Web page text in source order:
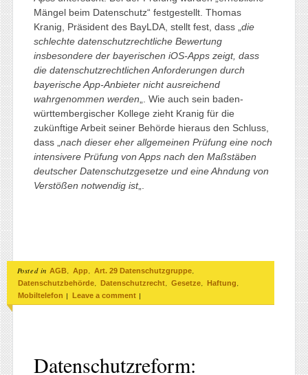
Mängel beim Datenschutz“ festgestellt. Thomas
Kranig, Präsident des BayLDA, stellt fest, dass „ die
schlechte datenschutzrechtliche Bewertung
insbesondere der bayerischen iOS-Apps zeigt, dass
die datenschutzrechtlichen Anforderungen durch
bayerische App-Anbieter nicht ausreichend
wahrgenommen werden „. Wie auch sein baden-
württembergischer Kollege zieht Kranig für die
zukünftige Arbeit seiner Behörde hieraus den Schluss,
dass „ nach dieser eher allgemeinen Prüfung eine noch
intensivere Prüfung von Apps nach den Maßstäben
deutscher Datenschutzgesetze und eine Ahndung von
Verstößen notwendig ist„.
Posted in AGB, App, Art. 29 Datenschutzgruppe,
Datenschutzbehörde, Datenschutzrecht, Gesetze, Haftung,
Mobiltelefon | Leave a comment |
Datenschutzreform: